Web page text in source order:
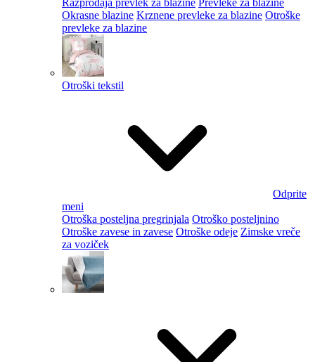
Razprodaja prevlek za blazine Prevleke za blazine
Okrasne blazine Krznene prevleke za blazine Otroške
prevleke za blazine
Otroški tekstil
Odprite
meni
Otroška posteljna pregrinjala Otroško posteljnino
Otroške zavese in zavese Otroške odeje Zimske vreče
za voziček